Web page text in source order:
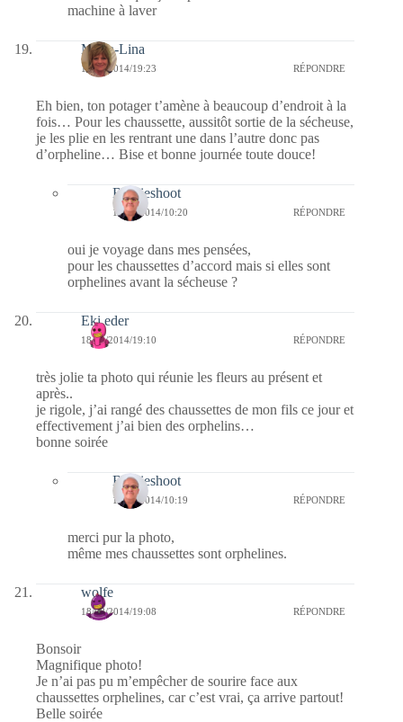
machine à laver
Maria-Lina
18/08/2014/19:23 RÉPONDRE
Eh bien, ton potager t’amène à beaucoup d’endroit à la
fois… Pour les chaussette, aussitôt sortie de la sécheuse,
je les plie en les rentrant une dans l’autre donc pas
d’orpheline… Bise et bonne journée toute douce!
Bernieshoot
19/08/2014/10:20 RÉPONDRE
oui je voyage dans mes pensées,
pour les chaussettes d’accord mais si elles sont
orphelines avant la sécheuse ?
Eki eder
18/08/2014/19:10 RÉPONDRE
très jolie ta photo qui réunie les fleurs au présent et
après..
je rigole, j’ai rangé des chaussettes de mon fils ce jour et
effectivement j’ai bien des orphelins…
bonne soirée
Bernieshoot
19/08/2014/10:19 RÉPONDRE
merci pur la photo,
même mes chaussettes sont orphelines.
wolfe
18/08/2014/19:08 RÉPONDRE
Bonsoir
Magnifique photo!
Je n’ai pas pu m’empêcher de sourire face aux
chaussettes orphelines, car c’est vrai, ça arrive partout!
Belle soirée